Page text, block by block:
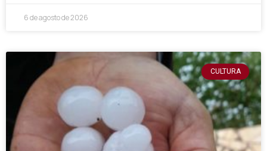
6 de agosto de 2026
CULTURA